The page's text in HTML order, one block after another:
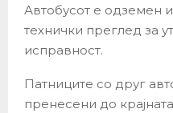
Автобусот е одземен
технички преглед за
исправност.
Патниците со друг
пренесени до